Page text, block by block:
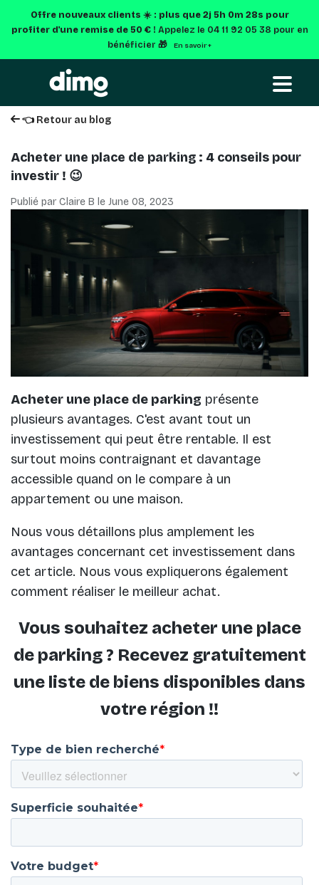
Offre nouveaux clients ☀️ : plus que 2j 5h 0m 27s pour
profiter d'une remise de 50 € ! Appelez le 04 11 92 05 38 pour en
bénéficier 🎁
En savoir +
👈 Retour au blog
Acheter une place de parking : 4 conseils pour
investir ! 😉
Publié par Claire B le June 08, 2023
Acheter une place de parking présente
plusieurs avantages. C'est avant tout un
investissement qui peut être rentable. Il est
surtout moins contraignant et davantage
accessible quand on le compare à un
appartement ou une maison.
Nous vous détaillons plus amplement les
avantages concernant cet investissement dans
cet article. Nous vous expliquerons également
comment réaliser le meilleur achat.
Vous souhaitez acheter une place
de parking ? Recevez gratuitement
une liste de biens disponibles dans
votre région !!